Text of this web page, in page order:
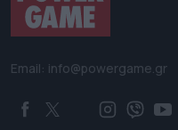
Email: info@powergame.gr